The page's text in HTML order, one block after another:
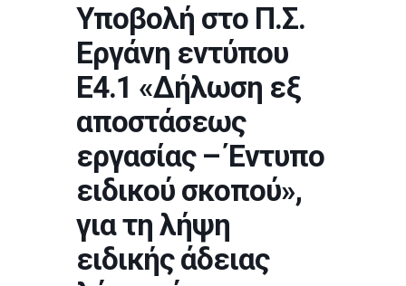
Υποβολή στο Π.Σ.
Εργάνη εντύπου
Ε4.1 «Δήλωση εξ
αποστάσεως
εργασίας – Έντυπο
ειδικού σκοπού»,
για τη λήψη
ειδικής άδειας